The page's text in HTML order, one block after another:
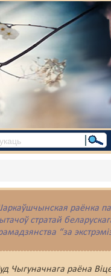
раёнка
стратай
“за
Чыгуначнага раёна